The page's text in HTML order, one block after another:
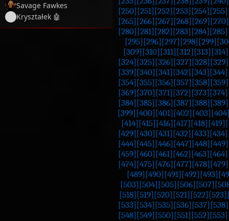
Savage Fawkes
Kryształek 🤖
[250] [251] [252] [253] [254] [255]
[265] [266] [267] [268] [269] [270]
[280] [281] [282] [283] [284] [285]
[295] [296] [297] [298] [299]
[309] [310] [311] [312] [313] [314]
[324] [325] [326] [327] [328] [329]
[339] [340] [341] [342] [343] [344]
[354] [355] [356] [357] [358] [359]
[369] [370] [371] [372] [373] [374]
[384] [385] [386] [387] [388] [389]
[399] [400] [401] [402] [403]
[414] [415] [416] [417] [418] [419]
[429] [430] [431] [432] [433] [434]
[444] [445] [446] [447] [448] [449]
[459] [460] [461] [462] [463] [464]
[474] [475] [476] [477] [478] [479]
[489] [490] [491] [492] [493]
[503] [504] [505] [506] [507]
[518] [519] [520] [521] [522] [523]
[533] [534] [535] [536] [537] [538]
[548] [549] [550] [551] [552] [553]